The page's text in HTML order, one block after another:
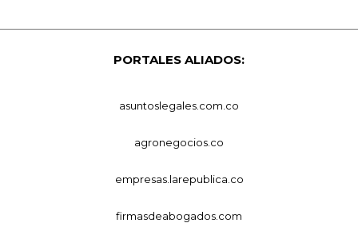
PORTALES ALIADOS:
asuntoslegales.com.co
agronegocios.co
empresas.larepublica.co
firmasdeabogados.com